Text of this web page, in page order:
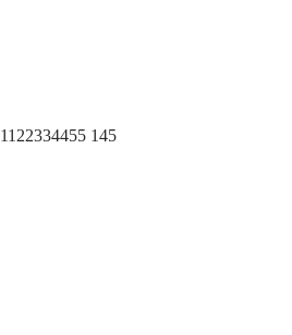
1122334455 145